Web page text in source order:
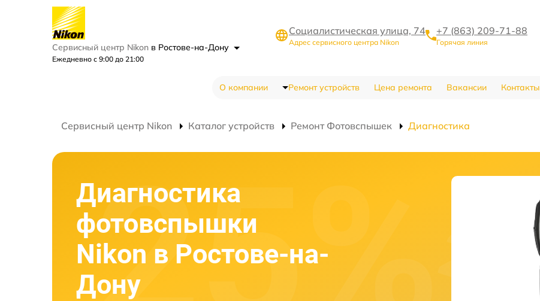
Сервисный центр Nikon в Ростове-на-Дону
Ежедневно с 9:00 до 21:00
Социалистическая улица, 74
Адрес сервисного центра Nikon
+7 (863) 209-71-88
Горячая линия
О компании Ремонт устройств Цена ремонта Вакансии Контакты
Сервисный центр Nikon Каталог устройств Ремонт Фотовспышек Диагностика
Диагностика
фотовспышки
Nikon в Ростове-на-
Дону